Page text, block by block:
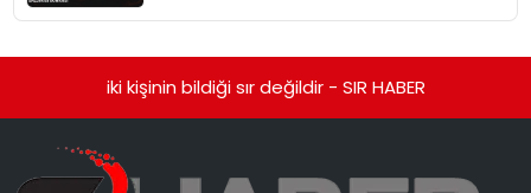
iki kişinin bildiği sır değildir - SIR HABER